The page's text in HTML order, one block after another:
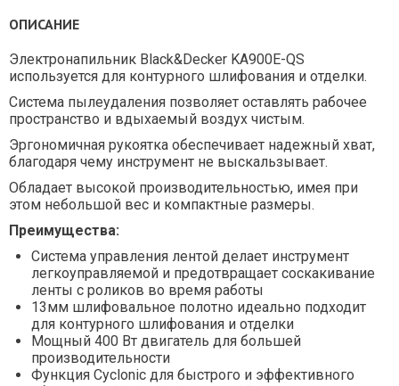
ОПИСАНИЕ
Электронапильник Black&Decker KA900E-QS
используется для контурного шлифования и отделки.
Система пылеудаления позволяет оставлять рабочее
пространство и вдыхаемый воздух чистым.
Эргономичная рукоятка обеспечивает надежный хват,
благодаря чему инструмент не выскальзывает.
Обладает высокой производительностью, имея при
этом небольшой вес и компактные размеры.
Преимущества:
Система управления лентой делает инструмент
легкоуправляемой и предотвращает соскакивание
ленты с роликов во время работы
13мм шлифовальное полотно идеально подходит
для контурного шлифования и отделки
Мощный 400 Вт двигатель для большей
производительности
Функция Cyclonic для быстрого и эффективного